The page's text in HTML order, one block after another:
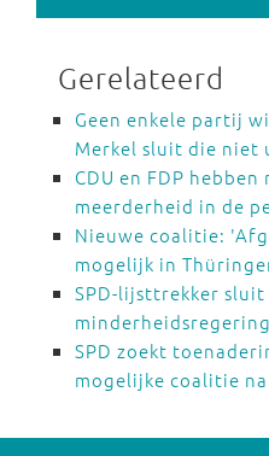
Gerelateerd
Geen enkele partij
Merkel sluit die niet
CDU en FDP
meerderheid in de
Nieuwe coalitie:
mogelijk in
SPD-lijsttrekker
SPD zoekt
mogelijke coalitie na